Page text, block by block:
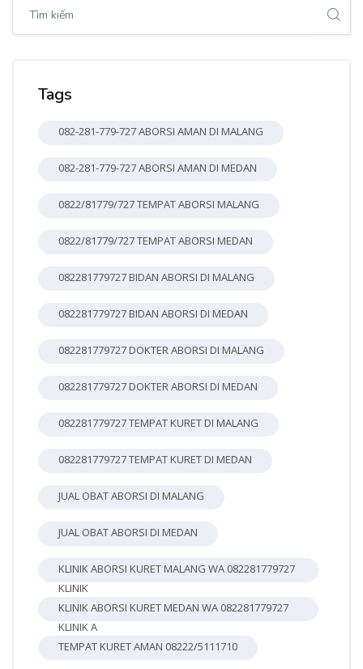
Tags
082-281-779-727 ABORSI AMAN DI MALANG
082-281-779-727 ABORSI AMAN DI MEDAN
0822/81779/727 TEMPAT ABORSI MALANG
0822/81779/727 TEMPAT ABORSI MEDAN
082281779727 BIDAN ABORSI DI MALANG
082281779727 BIDAN ABORSI DI MEDAN
082281779727 DOKTER ABORSI DI MALANG
082281779727 DOKTER ABORSI DI MEDAN
082281779727 TEMPAT KURET DI MALANG
082281779727 TEMPAT KURET DI MEDAN
JUAL OBAT ABORSI DI MALANG
JUAL OBAT ABORSI DI MEDAN
KLINIK ABORSI KURET MALANG WA 082281779727
KLINIK
KLINIK ABORSI KURET MEDAN WA 082281779727
KLINIK A
TEMPAT KURET AMAN 08222/5111710